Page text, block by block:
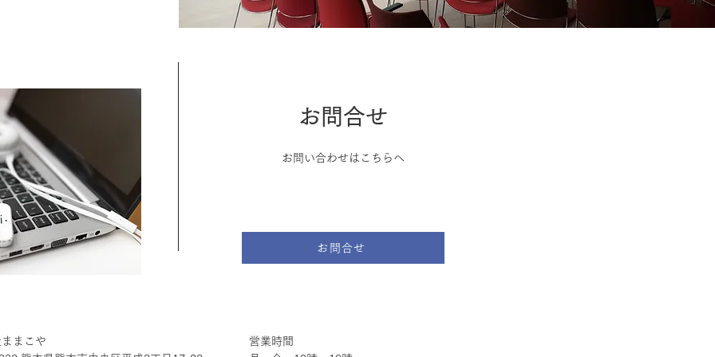
お問合せ
お問い合わせはこちらへ
お問合せ
まこや
営業時間